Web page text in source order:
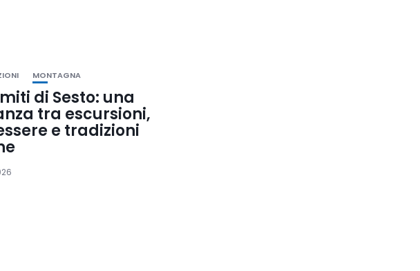
MONTAGNA
di Sesto: una
tra escursioni,
e tradizioni